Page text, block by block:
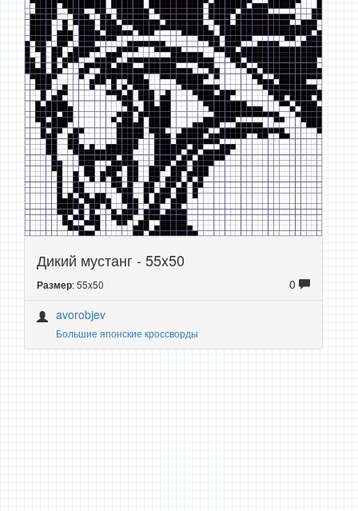
Дикий мустанг - 55x50
Размер: 55x50
0
avorobjev
Большие японские кроссворды